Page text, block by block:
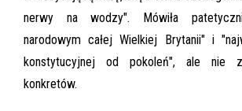
nerwy na wodzy". Mówiła
narodowym całej Wielkiej Brytanii" i
konstytucyjnej od pokoleń", ale nie
konkretów.